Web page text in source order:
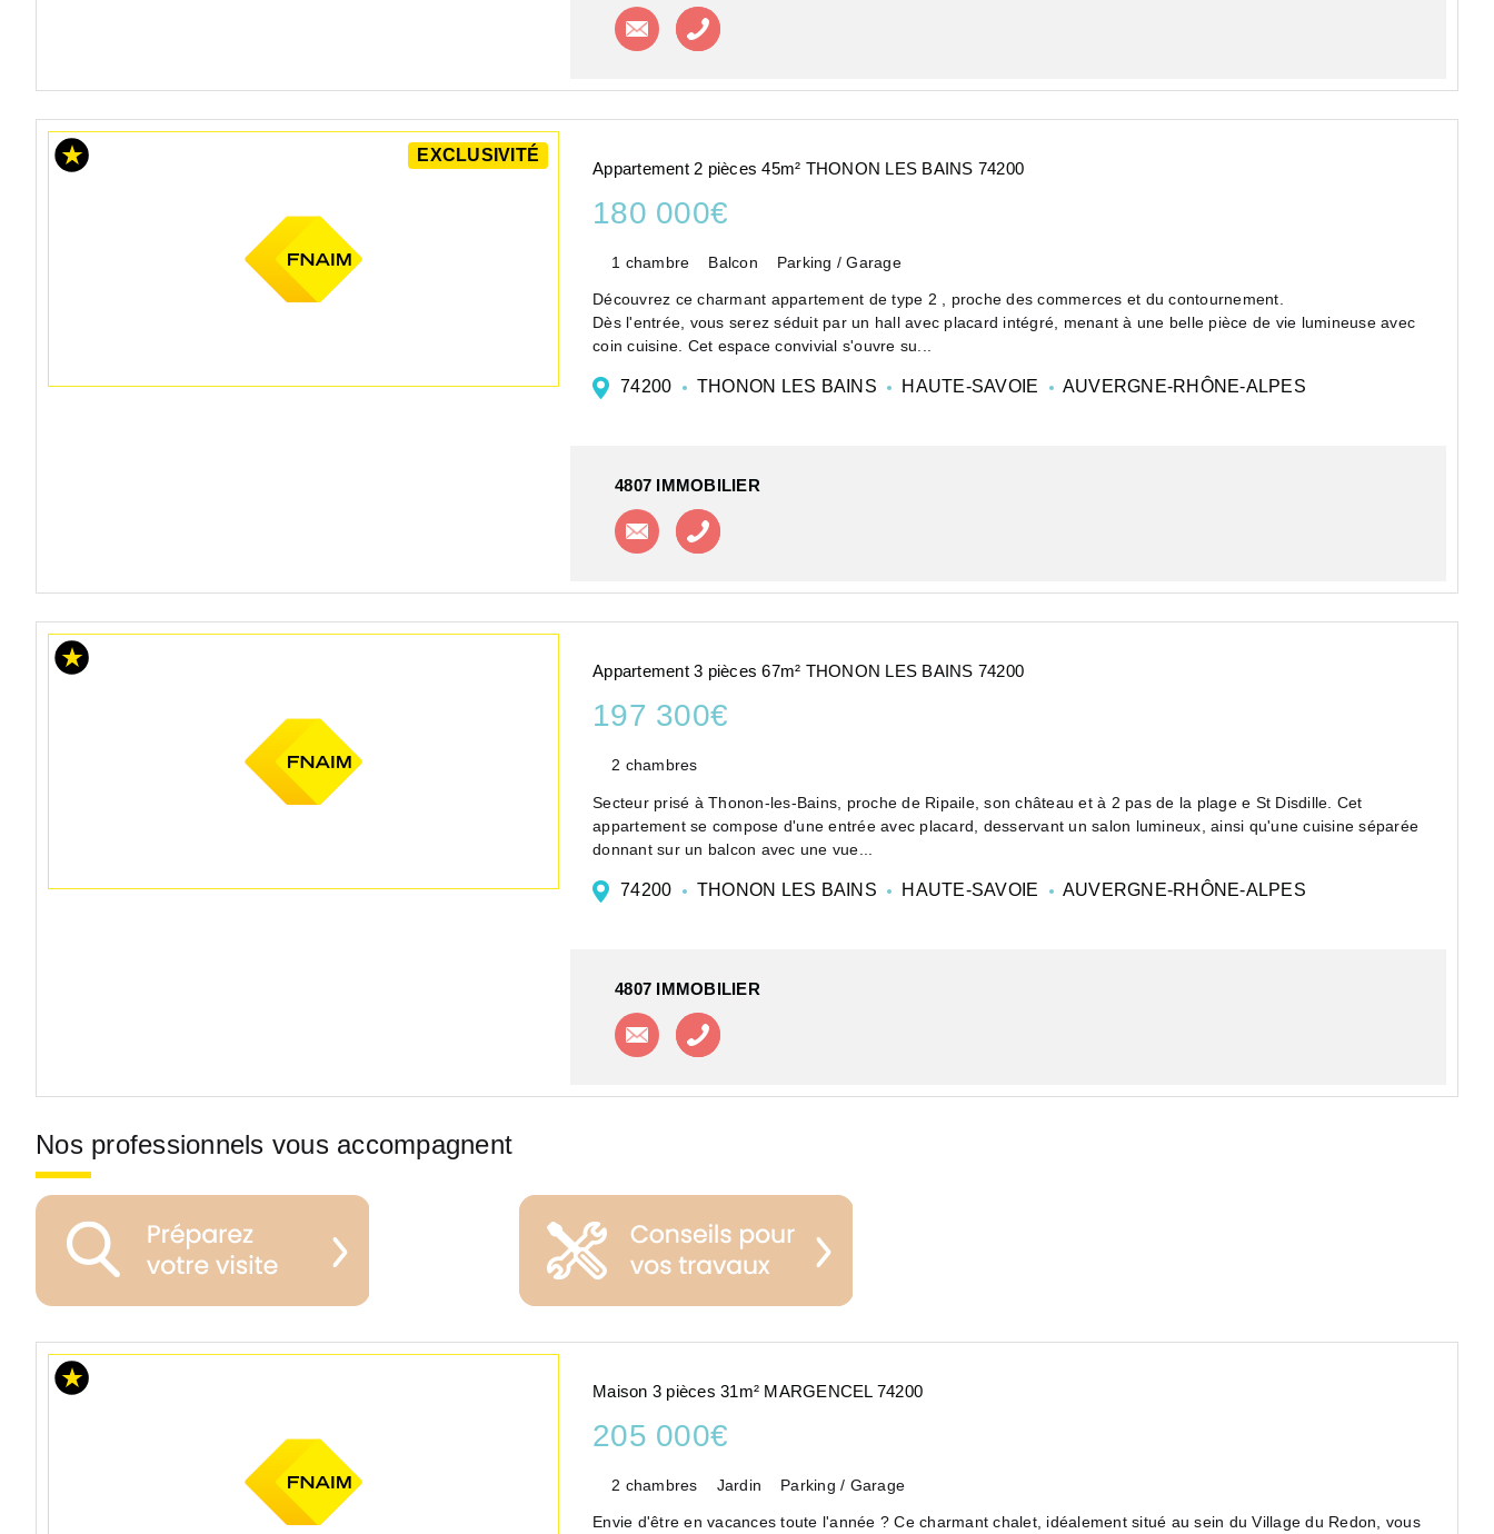
Contacter l'agence
EXCLUSIVITÉ
Appartement 2 pièces 45m² THONON LES BAINS 74200
180 000€
1 chambre Balcon Parking / Garage
Découvrez ce charmant appartement de type 2 , proche des commerces et du contournement.
Dès l'entrée, vous serez séduit par un hall avec placard intégré, menant à une belle pièce de vie lumineuse avec
coin cuisine. Cet espace convivial s'ouvre su...
74200 THONON LES BAINS HAUTE-SAVOIE AUVERGNE-RHÔNE-ALPES
4807 IMMOBILIER
Contacter l'agence
Appartement 3 pièces 67m² THONON LES BAINS 74200
197 300€
2 chambres
Secteur prisé à Thonon-les-Bains, proche de Ripaile, son château et à 2 pas de la plage e St Disdille. Cet
appartement se compose d'une entrée avec placard, desservant un salon lumineux, ainsi qu'une cuisine séparée
donnant sur un balcon avec une vue...
74200 THONON LES BAINS HAUTE-SAVOIE AUVERGNE-RHÔNE-ALPES
4807 IMMOBILIER
Contacter l'agence
Nos professionnels vous accompagnent
Maison 3 pièces 31m² MARGENCEL 74200
205 000€
2 chambres Jardin Parking / Garage
Envie d'être en vacances toute l'année ? Ce charmant chalet, idéalement situé au sein du Village du Redon, vous